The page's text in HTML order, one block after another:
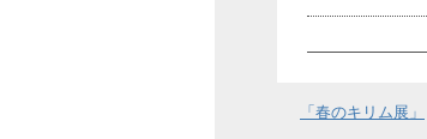
「春のキリム展」